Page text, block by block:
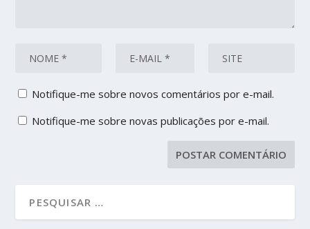
Notifique-me sobre novos comentários por e-mail.
Notifique-me sobre novas publicações por e-mail.